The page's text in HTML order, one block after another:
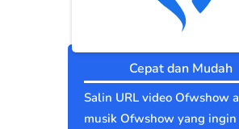
Cepat dan Mudah
Salin URL video Ofwshow
musik Ofwshow yang ingin